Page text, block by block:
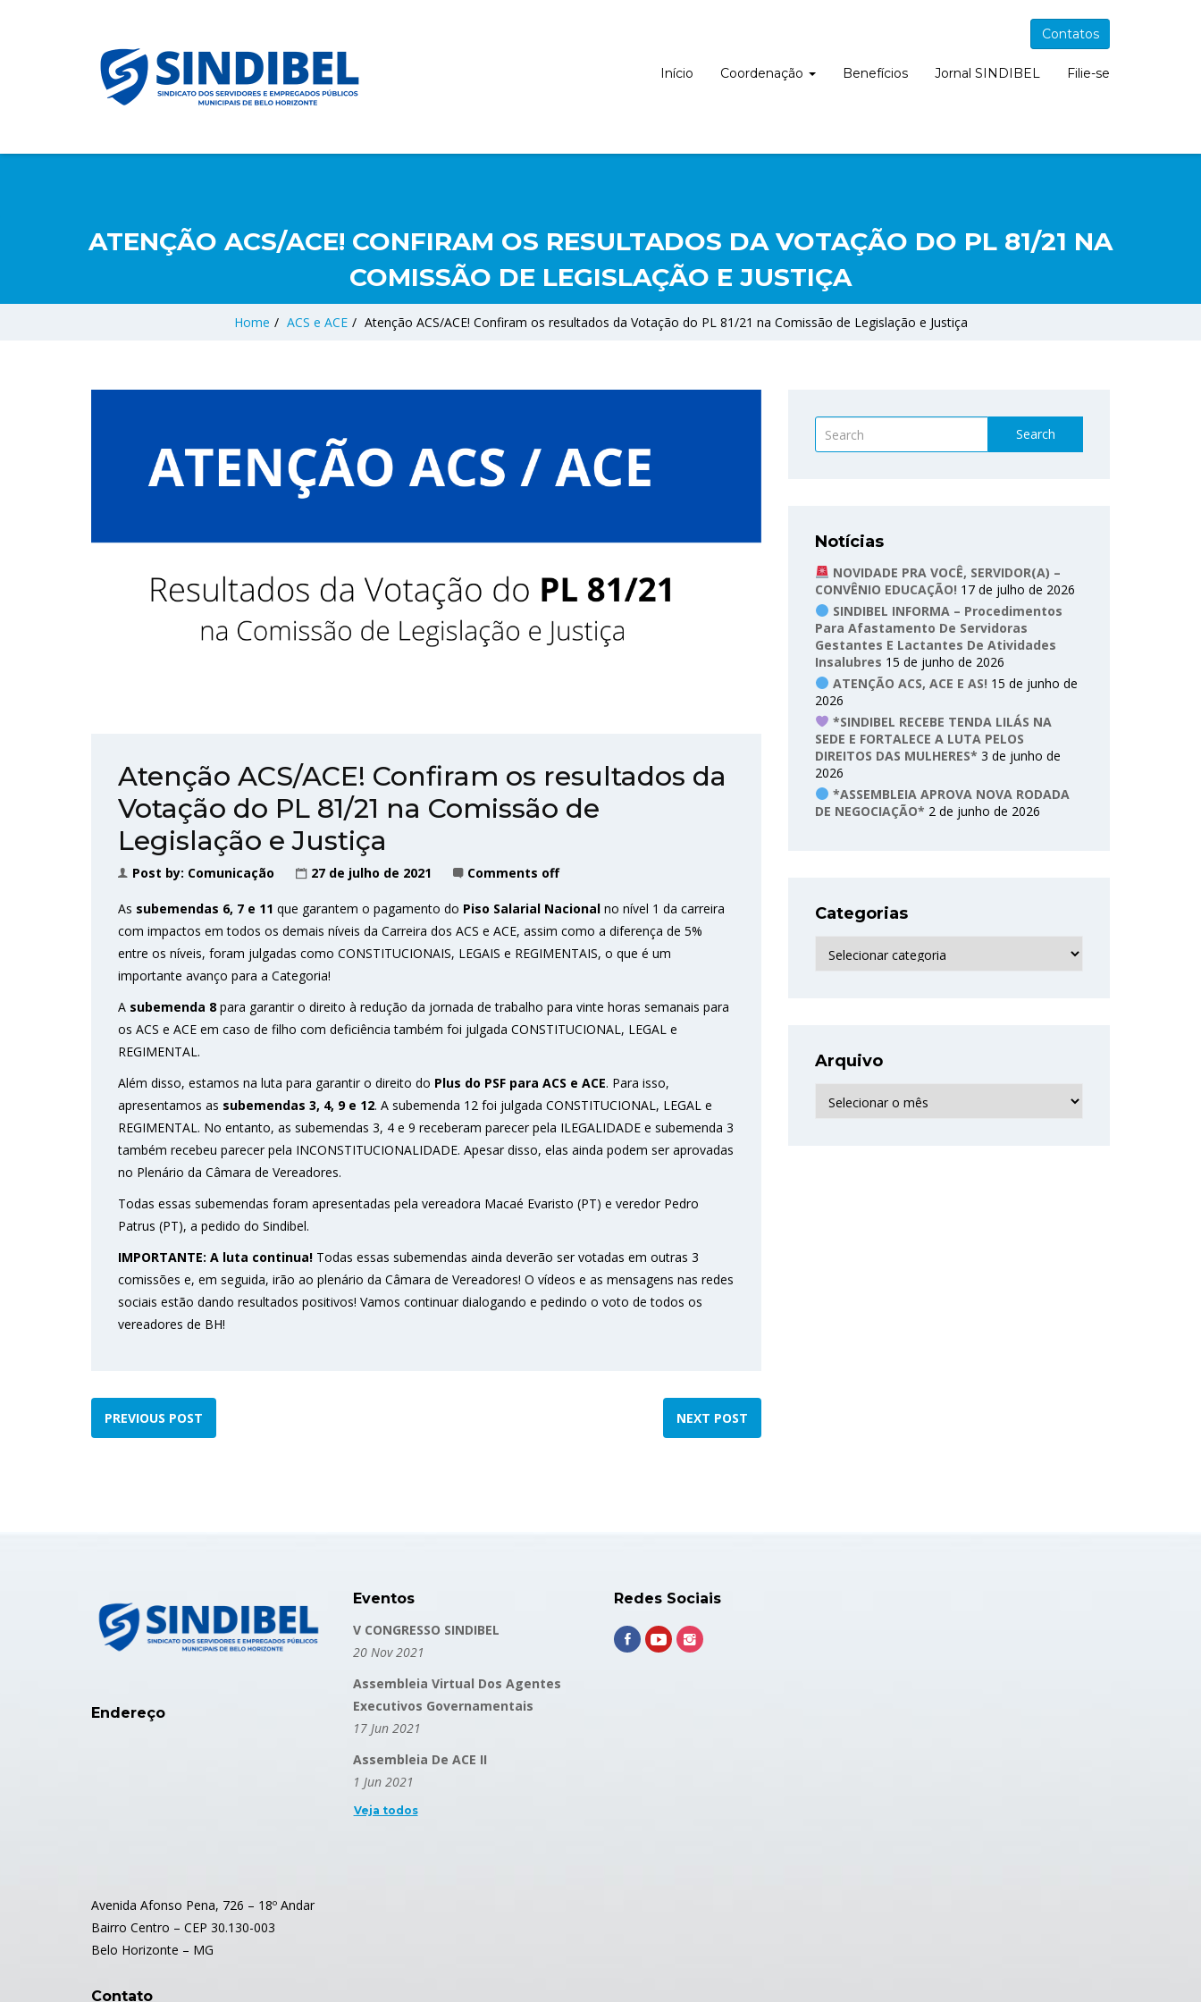
Contatos
Início Coordenação Benefícios Jornal SINDIBEL Filie-se
ATENÇÃO ACS/ACE! CONFIRAM OS RESULTADOS DA VOTAÇÃO DO PL 81/21 NA
COMISSÃO DE LEGISLAÇÃO E JUSTIÇA
Home / ACS e ACE / Atenção ACS/ACE! Confiram os resultados da Votação do PL 81/21 na Comissão de Legislação e Justiça
Atenção ACS/ACE! Confiram os resultados da
Votação do PL 81/21 na Comissão de
Legislação e Justiça
Post by: Comunicação 27 de julho de 2021 Comments off
As subemendas 6, 7 e 11 que garantem o pagamento do Piso Salarial Nacional no nível 1 da carreira
com impactos em todos os demais níveis da Carreira dos ACS e ACE, assim como a diferença de 5%
entre os níveis, foram julgadas como CONSTITUCIONAIS, LEGAIS e REGIMENTAIS, o que é um
importante avanço para a Categoria!
A subemenda 8 para garantir o direito à redução da jornada de trabalho para vinte horas semanais para
os ACS e ACE em caso de filho com deficiência também foi julgada CONSTITUCIONAL, LEGAL e
REGIMENTAL.
Além disso, estamos na luta para garantir o direito do Plus do PSF para ACS e ACE. Para isso,
apresentamos as subemendas 3, 4, 9 e 12. A subemenda 12 foi julgada CONSTITUCIONAL, LEGAL e
REGIMENTAL. No entanto, as subemendas 3, 4 e 9 receberam parecer pela ILEGALIDADE e subemenda 3
também recebeu parecer pela INCONSTITUCIONALIDADE. Apesar disso, elas ainda podem ser aprovadas
no Plenário da Câmara de Vereadores.
Todas essas subemendas foram apresentadas pela vereadora Macaé Evaristo (PT) e veredor Pedro
Patrus (PT), a pedido do Sindibel.
IMPORTANTE: A luta continua! Todas essas subemendas ainda deverão ser votadas em outras 3
comissões e, em seguida, irão ao plenário da Câmara de Vereadores! O vídeos e as mensagens nas redes
sociais estão dando resultados positivos! Vamos continuar dialogando e pedindo o voto de todos os
vereadores de BH!
PREVIOUS POST NEXT POST
Search
Notícias
NOVIDADE PRA VOCÊ, SERVIDOR(A) –
CONVÊNIO EDUCAÇÃO! 17 de julho de 2026
SINDIBEL INFORMA – Procedimentos
Para Afastamento De Servidoras
Gestantes E Lactantes De Atividades
Insalubres 15 de junho de 2026
ATENÇÃO ACS, ACE E AS! 15 de junho de
2026
*SINDIBEL RECEBE TENDA LILÁS NA
SEDE E FORTALECE A LUTA PELOS
DIREITOS DAS MULHERES* 3 de junho de
2026
*ASSEMBLEIA APROVA NOVA RODADA
DE NEGOCIAÇÃO* 2 de junho de 2026
Categorias
Categorias
Arquivo
Arquivo
Endereço
Avenida Afonso Pena, 726 – 18º Andar
Bairro Centro – CEP 30.130-003
Belo Horizonte – MG
Contato
Eventos
V CONGRESSO SINDIBEL
20 Nov 2021
Assembleia Virtual Dos Agentes
Executivos Governamentais
17 Jun 2021
Assembleia De ACE II
1 Jun 2021
Veja todos
Redes Sociais